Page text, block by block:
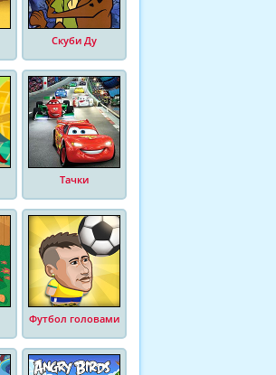
Скуби Ду
Тачки
Футбол головами